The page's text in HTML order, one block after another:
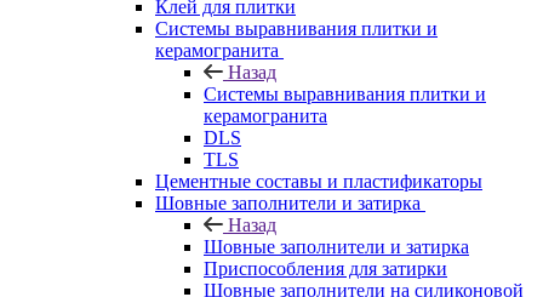
Клей для плитки
Системы выравнивания плитки и
керамогранита
Назад
Системы выравнивания плитки и
керамогранита
DLS
TLS
Цементные составы и пластификаторы
Шовные заполнители и затирка
Назад
Шовные заполнители и затирка
Приспособления для затирки
Шовные заполнители на силиконовой